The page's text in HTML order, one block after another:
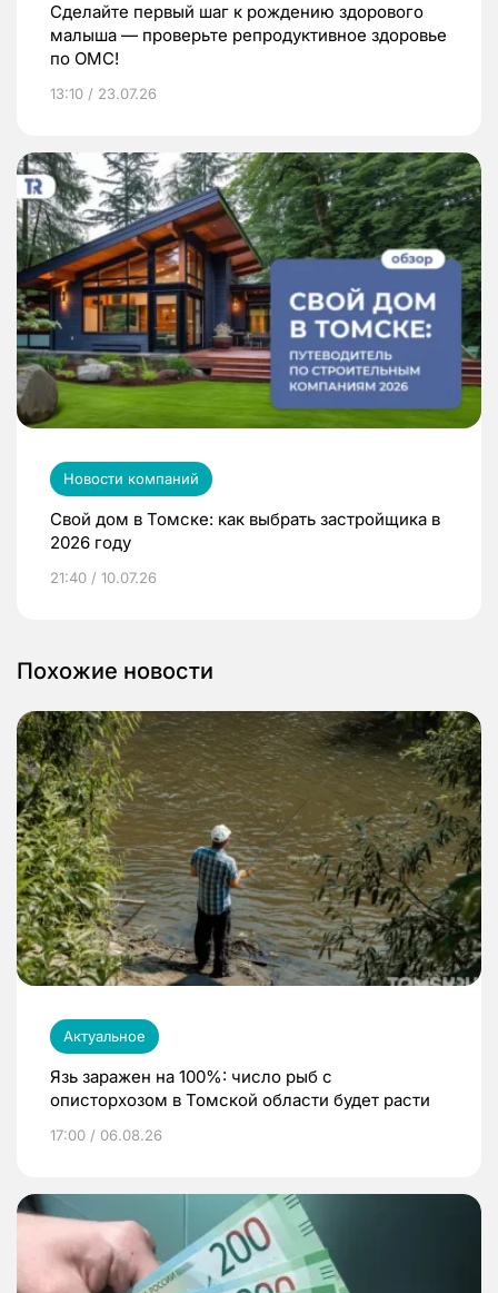
Сделайте первый шаг к рождению здорового
малыша — проверьте репродуктивное здоровье
по ОМС!
13:10 / 23.07.26
Новости компаний
Свой дом в Томске: как выбрать застройщика в
2026 году
21:40 / 10.07.26
Похожие новости
Актуальное
Язь заражен на 100%: число рыб с
описторхозом в Томской области будет расти
17:00 / 06.08.26